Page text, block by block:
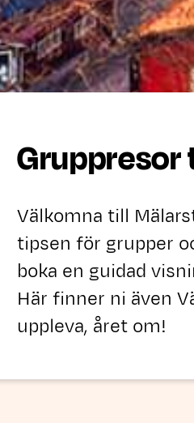
Gruppresor
Välkomna till
tipsen för grupper
boka en guidad
Här finner ni även
uppleva, året om!